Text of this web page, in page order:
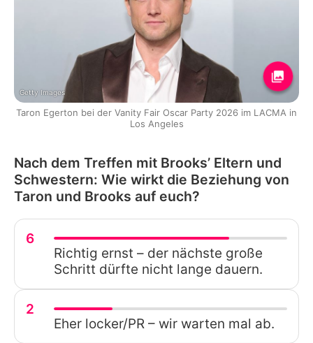
Getty Images
Taron Egerton bei der Vanity Fair Oscar Party 2026 im LACMA in
Los Angeles
Nach dem Treffen mit Brooks’ Eltern und
Schwestern: Wie wirkt die Beziehung von
Taron und Brooks auf euch?
6
Richtig ernst – der nächste große
Schritt dürfte nicht lange dauern.
2
Eher locker/PR – wir warten mal ab.